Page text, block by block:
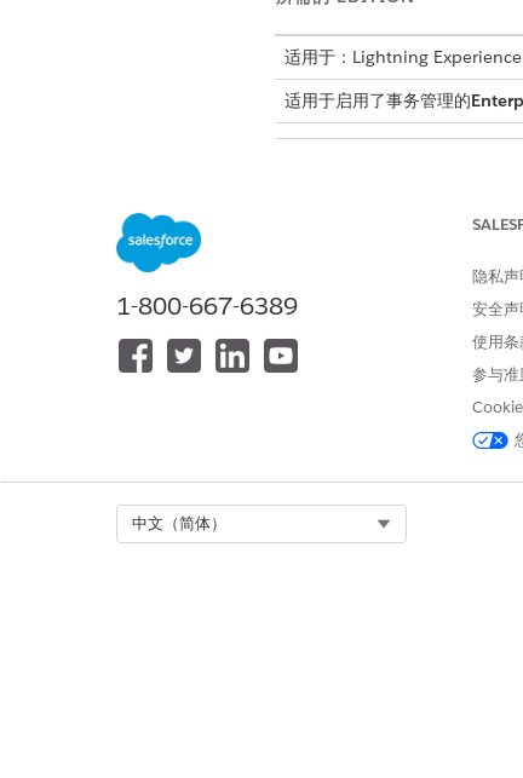
适用于：Lightning Experience
适用于启用了事务管理的
从“设置”中，在快速查找框
在“报价、订单和配置设置”
未来日期的修订
1-800-667-6389
隐私声
安全声
使用条
参与准
中文（简体）